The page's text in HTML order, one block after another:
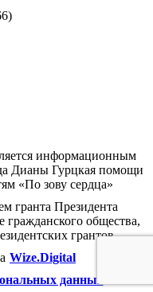
информационным
Дианы Гурцкая помощи
«По зову сердца»
гранта Президента
гражданского общества,
грантов
Wize.Digital
данных